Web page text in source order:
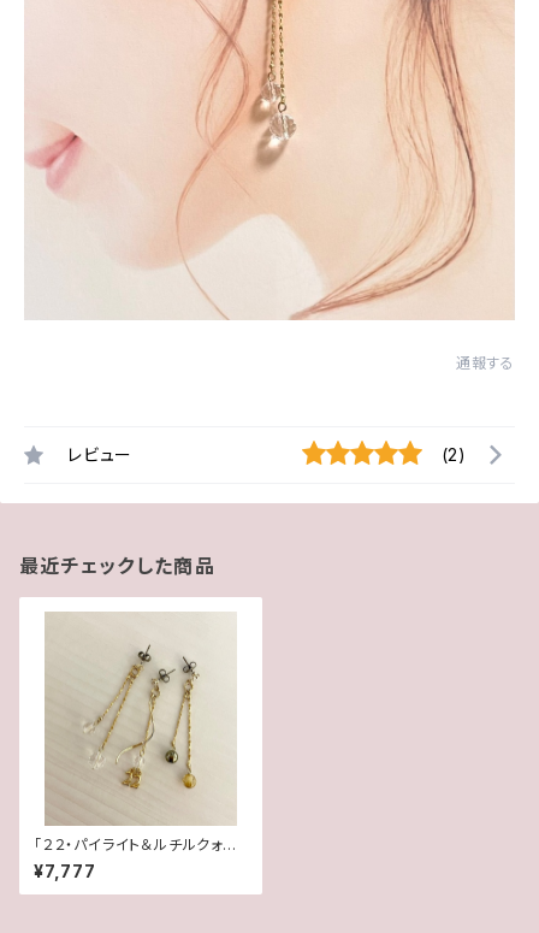
通報する
レビュー (2)
最近チェックした商品
「２２・パイライト＆ルチルクォー
ツ・水晶」【3WAY 数字イヤリン
グ＆ピアス】
¥7,777